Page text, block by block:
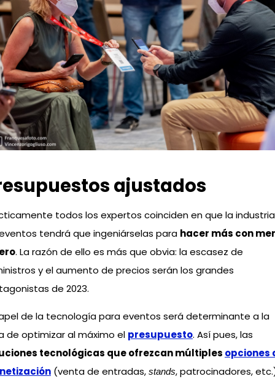
ajustados
todos los expertos coinciden en que la
tendrá que ingeniárselas para hacer más con
. La razón de ello es más que obvia: la escasez de
y el aumento de precios serán los grandes
de 2023.
de la tecnología para eventos será determinante a la
de optimizar al máximo el presupuesto. Así pues, las
tecnológicas que ofrezcan múltiples opciones
(venta de entradas, stands, patrocinadores,